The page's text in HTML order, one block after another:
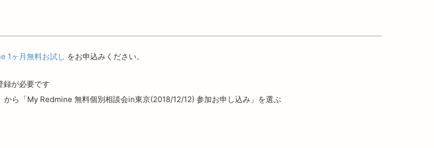
1ヶ月無料お試し をお申込みください。
録が必要です
から「My Redmine 無料個別相談会in東京(2018/12/12) 参加お申し込み」を選ぶ